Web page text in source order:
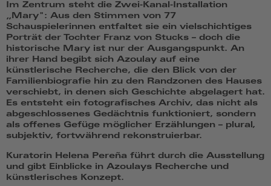
Im Zentrum steht die Zwei-Kanal-Installation
„Mary": Aus den Stimmen von 77
Schauspielerinnen entfaltet sie ein vielschichtiges
Porträt der Tochter Franz von Stucks – doch die
historische Mary ist nur der Ausgangspunkt. An
ihrer Hand begibt sich Azoulay auf eine
künstlerische Recherche, die den Blick von der
Familienbiografie hin zu den Randzonen des Hauses
verschiebt, in denen sich Geschichte abgelagert hat.
Es entsteht ein fotografisches Archiv, das nicht als
abgeschlossenes Gedächtnis funktioniert, sondern
als offenes Gefüge möglicher Erzählungen – plural,
subjektiv, fortwährend rekonstruierbar.
Kuratorin Helena Pereña führt durch die Ausstellung
und gibt Einblicke in Azoulays Recherche und
künstlerisches Konzept.